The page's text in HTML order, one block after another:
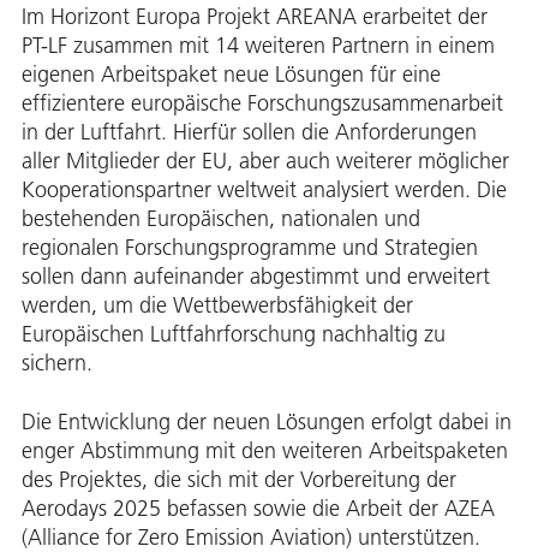
Im Horizont Europa Projekt AREANA erarbeitet der
PT-LF zusammen mit 14 weiteren Partnern in einem
eigenen Arbeitspaket neue Lösungen für eine
effizientere europäische Forschungszusammenarbeit
in der Luftfahrt. Hierfür sollen die Anforderungen
aller Mitglieder der EU, aber auch weiterer möglicher
Kooperationspartner weltweit analysiert werden. Die
bestehenden Europäischen, nationalen und
regionalen Forschungsprogramme und Strategien
sollen dann aufeinander abgestimmt und erweitert
werden, um die Wettbewerbsfähigkeit der
Europäischen Luftfahrforschung nachhaltig zu
sichern.
Die Entwicklung der neuen Lösungen erfolgt dabei in
enger Abstimmung mit den weiteren Arbeitspaketen
des Projektes, die sich mit der Vorbereitung der
Aerodays 2025 befassen sowie die Arbeit der AZEA
(Alliance for Zero Emission Aviation) unterstützen.